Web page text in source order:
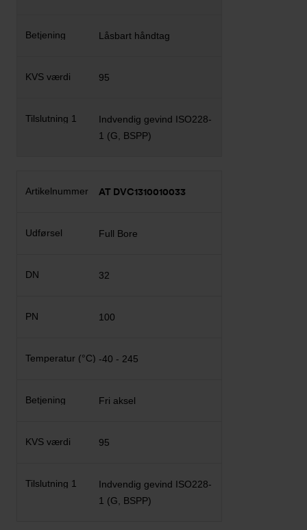
Låsbart håndtag
95
Indvendig gevind ISO228-
1 (G, BSPP)
AT DVC1310010033
Full Bore
32
100
-40 - 245
Fri aksel
95
Indvendig gevind ISO228-
1 (G, BSPP)